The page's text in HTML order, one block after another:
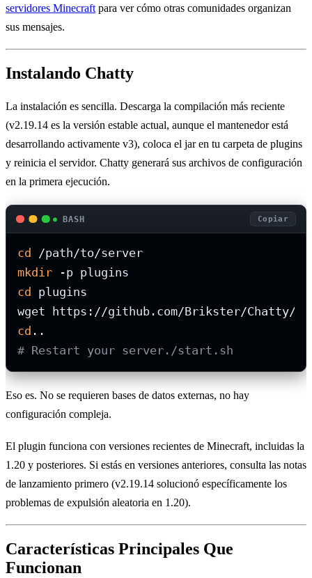
servidores Minecraft para ver cómo otras comunidades organizan
sus mensajes.
Instalando Chatty
La instalación es sencilla. Descarga la compilación más reciente
(v2.19.14 es la versión estable actual, aunque el mantenedor está
desarrollando activamente v3), coloca el jar en tu carpeta de plugins
y reinicia el servidor. Chatty generará sus archivos de configuración
en la primera ejecución.
BASH Copiar
cd
mkdir
cd plugins
cd
# Restart your server./start.sh
Eso es. No se requieren bases de datos externas, no hay
configuración compleja.
El plugin funciona con versiones recientes de Minecraft, incluidas la
1.20 y posteriores. Si estás en versiones anteriores, consulta las notas
de lanzamiento primero (v2.19.14 solucionó específicamente los
problemas de expulsión aleatoria en 1.20).
Características Principales Que
Funcionan